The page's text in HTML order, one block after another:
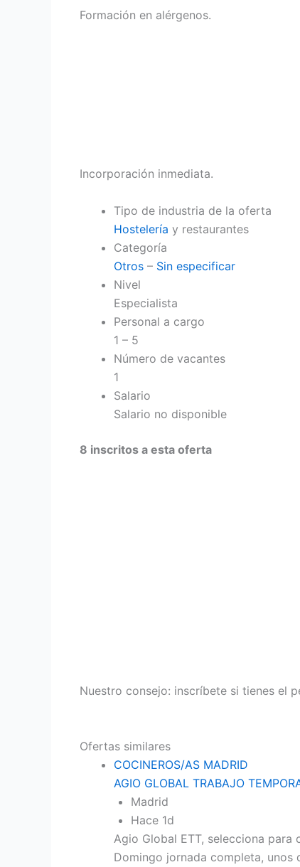
Formación en alérgenos.
Incorporación inmediata.
Tipo de industria de la oferta
Hostelería y restaurantes
Categoría
Otros – Sin especificar
Nivel
Especialista
Personal a cargo
1 – 5
Número de vacantes
1
Salario
Salario no disponible
8 inscritos a esta oferta
Nuestro consejo: inscríbete si tienes el
Ofertas similares
COCINEROS/AS MADRID
AGIO GLOBAL TRABAJO
Madrid
Hace 1d
Agio Global ETT, selecciona
Domingo jornada completa,